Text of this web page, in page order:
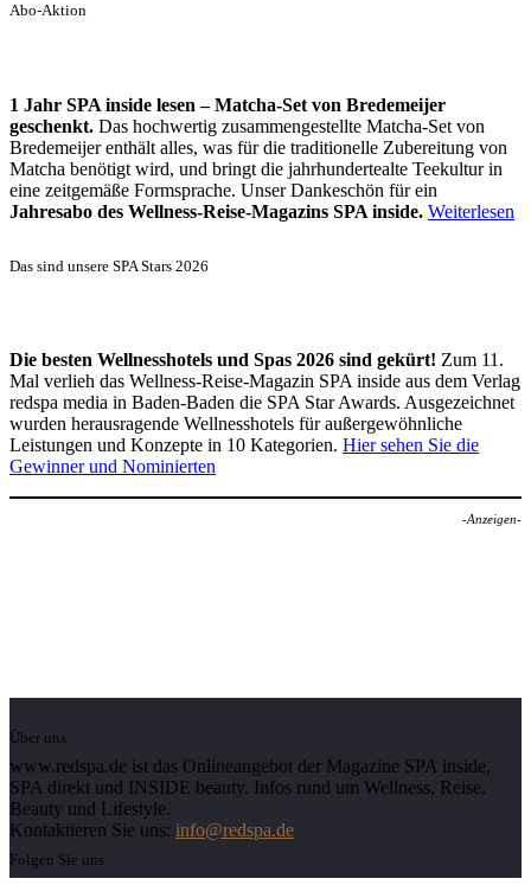
Abo-Aktion
1 Jahr SPA inside lesen – Matcha-Set von Bredemeijer
geschenkt. Das hochwertig zusammengestellte Matcha-Set von
Bredemeijer enthält alles, was für die traditionelle Zubereitung von
Matcha benötigt wird, und bringt die jahrhundertealte Teekultur in
eine zeitgemäße Formsprache. Unser Dankeschön für ein
Jahresabo des Wellness-Reise-Magazins SPA inside. Weiterlesen
Das sind unsere SPA Stars 2026
Die besten Wellnesshotels und Spas 2026 sind gekürt! Zum 11.
Mal verlieh das Wellness-Reise-Magazin SPA inside aus dem Verlag
redspa media in Baden-Baden die SPA Star Awards. Ausgezeichnet
wurden herausragende Wellnesshotels für außergewöhnliche
Leistungen und Konzepte in 10 Kategorien. Hier sehen Sie die
Gewinner und Nominierten
-Anzeigen-
Über uns
www.redspa.de ist das Onlineangebot der Magazine SPA inside,
SPA direkt und INSIDE beauty. Infos rund um Wellness, Reise,
Beauty und Lifestyle.
Kontaktieren Sie uns: info@redspa.de
Folgen Sie uns